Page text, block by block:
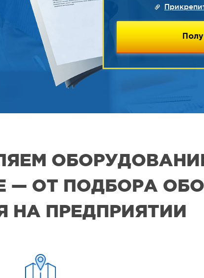
— ОТ ПОДБОРА
НА ПРЕДПРИЯТИИ